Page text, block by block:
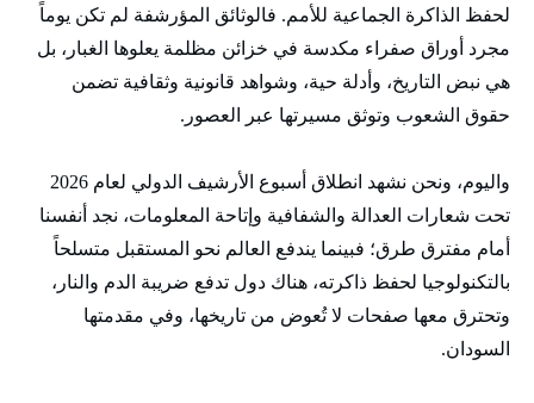
لحفظ الذاكرة الجماعية للأمم. فالوثائق المؤرشفة لم تكن يوماً
مجرد أوراق صفراء مكدسة في خزائن مظلمة يعلوها الغبار، بل
هي نبض التاريخ، وأدلة حية، وشواهد قانونية وثقافية تضمن
حقوق الشعوب وتوثق مسيرتها عبر العصور.
واليوم، ونحن نشهد انطلاق أسبوع الأرشيف الدولي لعام 2026
تحت شعارات العدالة والشفافية وإتاحة المعلومات، نجد أنفسنا
أمام مفترق طرق؛ فبينما يندفع العالم نحو المستقبل متسلحاً
بالتكنولوجيا لحفظ ذاكرته، هناك دول تدفع ضريبة الدم والنار،
وتحترق معها صفحات لا تُعوض من تاريخها، وفي مقدمتها
السودان.